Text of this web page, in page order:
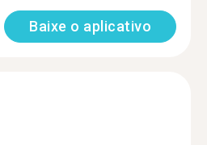
Baixe o aplicativo